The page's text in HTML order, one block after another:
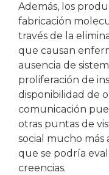
Además, los
fabricación
través de la
que causan
ausencia de
proliferación de
disponibilidad de
comunicación
otras puntas de
social mucho más
que se podría
creencias.